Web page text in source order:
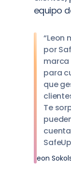
equipo
“Leon
por
marca
para
que
Te
Leon